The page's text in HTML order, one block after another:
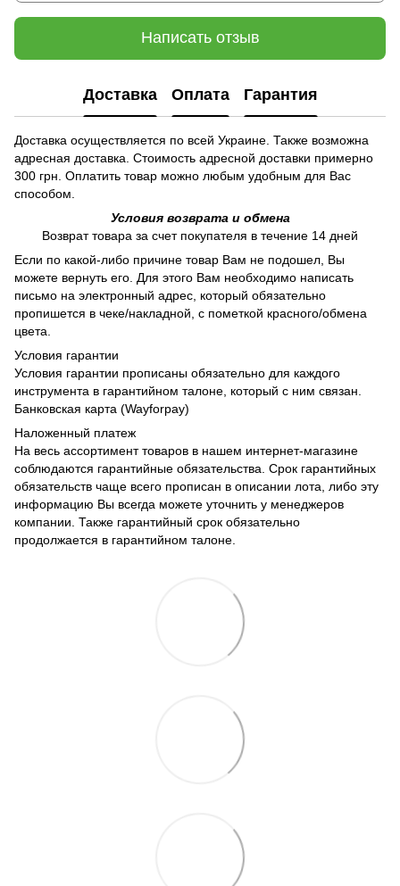
Написать отзыв
Доставка Оплата Гарантия
Доставка осуществляется по всей Украине. Также возможна
адресная доставка. Стоимость адресной доставки примерно
300 грн. Оплатить товар можно любым удобным для Вас
способом.
Условия возврата и обмена
Возврат товара за счет покупателя в течение 14 дней
Если по какой-либо причине товар Вам не подошел, Вы
можете вернуть его. Для этого Вам необходимо написать
письмо на электронный адрес, который обязательно
пропишется в чеке/накладной, с пометкой красного/обмена
цвета.
Условия гарантии
Условия гарантии прописаны обязательно для каждого
инструмента в гарантийном талоне, который с ним связан.
Банковская карта (Wayforpay)
Наложенный платеж
На весь ассортимент товаров в нашем интернет-магазине
соблюдаются гарантийные обязательства. Срок гарантийных
обязательств чаще всего прописан в описании лота, либо эту
информацию Вы всегда можете уточнить у менеджеров
компании. Также гарантийный срок обязательно
продолжается в гарантийном талоне.